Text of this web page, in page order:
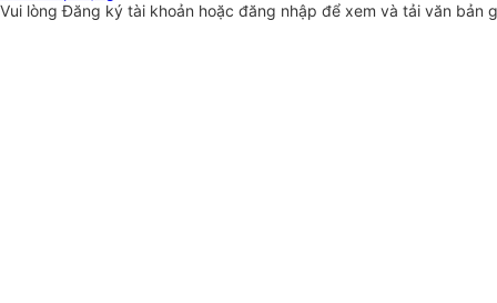
Vui lòngĐăng ký tài khoản hoặc đăng nhập để xem và tải văn bản